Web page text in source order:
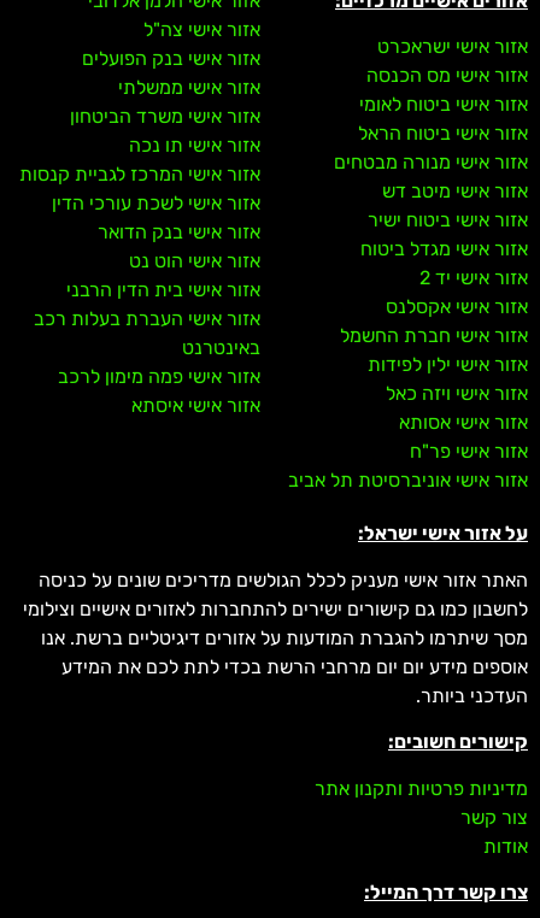
אזור אישי ישראכרט
אזור אישי מס הכנסה
אזור אישי ביטוח לאומי
אזור אישי ביטוח הראל
אזור אישי מנורה מבטחים
אזור אישי מיטב דש
אזור אישי ביטוח ישיר
אזור אישי מגדל ביטוח
אזור אישי יד 2
אזור אישי אקסלנס
אזור אישי חברת החשמל
אזור אישי ילין לפידות
אזור אישי ויזה כאל
אזור אישי אסותא
אזור אישי פר"ח
אזור אישי אוניברסיטת תל אביב
אזור אישי צה"ל
אזור אישי בנק הפועלים
אזור אישי ממשלתי
אזור אישי משרד הביטחון
אזור אישי תו נכה
אזור אישי המרכז לגביית קנסות
אזור אישי לשכת עורכי הדין
אזור אישי בנק הדואר
אזור אישי הוט נט
אזור אישי בית הדין הרבני
אזור אישי העברת בעלות רכב
באינטרנט
אזור אישי פמה מימון לרכב
אזור אישי איסתא
על אזור אישי ישראל:
האתר אזור אישי מעניק לכלל הגולשים מדריכים שונים על כניסה
לחשבון כמו גם קישורים ישירים להתחברות לאזורים אישיים וצילומי
מסך שיתרמו להגברת המודעות על אזורים דיגיטליים ברשת. אנו
אוספים מידע יום יום מרחבי הרשת בכדי לתת לכם את המידע
העדכני ביותר.
קישורים חשובים:
מדיניות פרטיות ותקנון אתר
צור קשר
אודות
צרו קשר דרך המייל: